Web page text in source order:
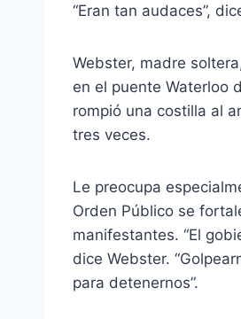
“Eran tan audaces”,
Webster, madre
en el puente Waterloo
rompió una costilla al
tres veces.
Le preocupa
Orden Público se
manifestantes. “El
dice Webster.
para detenernos”.